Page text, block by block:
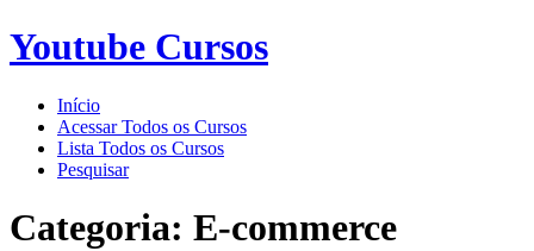
Youtube Cursos
Início
Acessar Todos os Cursos
Lista Todos os Cursos
Pesquisar
Categoria: E-commerce